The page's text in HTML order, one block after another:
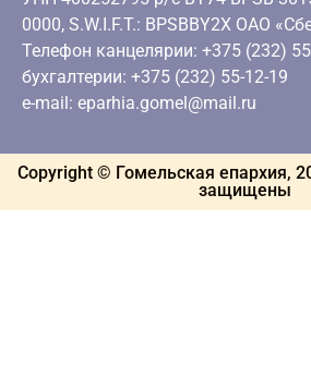
0000, S.W.I.F.T.: BPSBBY2X ОАО
Телефон канцелярии: +375 (232)
бухгалтерии: +375 (232) 55-12-19
e-mail: eparhia.gomel@mail.ru
Copyright © Гомельская епархия,
защищены